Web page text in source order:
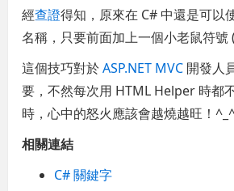
經查證得知，原來在 C# 中還是可以
名稱，只要前面加上一個小老鼠符號 (
這個技巧對於ASP.NET MVC 開發人
要，不然每次用 HTML Helper 時都
時，心中的怒火應該會越燒越旺！
相關連結
C# 關鍵字